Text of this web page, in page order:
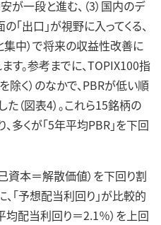
が一段と進む、（3）国内のデ
出口」が視野に入ってくる、
と集中）で将来の収益性改善に
す。参考までに、TOPIX100指
く）のなかで、PBRが低い順
（図表4）。これら15銘柄の
多くが「5年平均PBR」を下回
資本＝解散価値）を下回り割
「予想配当利回り」が比較的
均配当利回り＝2.1％）を上回